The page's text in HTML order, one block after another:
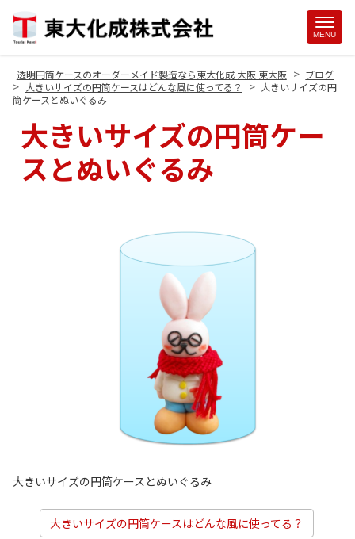
MENU
透明円筒ケースのオーダーメイド製造なら東大化成 大阪 東大阪 > ブログ
> 大きいサイズの円筒ケースはどんな風に使ってる？ > 大きいサイズの円
筒ケースとぬいぐるみ
大きいサイズの円筒ケー
スとぬいぐるみ
大きいサイズの円筒ケースとぬいぐるみ
大きいサイズの円筒ケースはどんな風に使ってる？
Site
Footer